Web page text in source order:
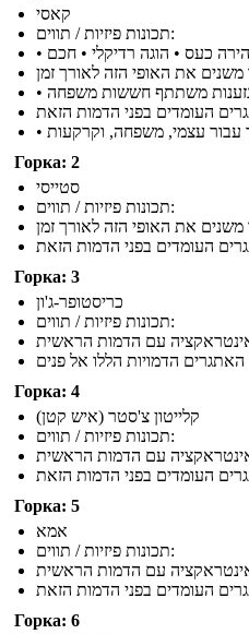
קאסי
תכונות פיזיות / תווים:
כעס • הוגה רדיקלי • חכם
גזענות משתתף חששות משפחה
עבור עצמי, משפחה, וקרקעות
Горка: 2
סטייסי
תכונות פיזיות / תווים:
Горка: 3
כריסטופר-ג'ון
תכונות פיזיות / תווים:
Горка: 4
קלייטון צ'סטר (איש קטן)
תכונות פיזיות / תווים:
Горка: 5
אמא
תכונות פיזיות / תווים:
Горка: 6